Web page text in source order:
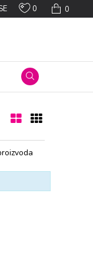
0
0